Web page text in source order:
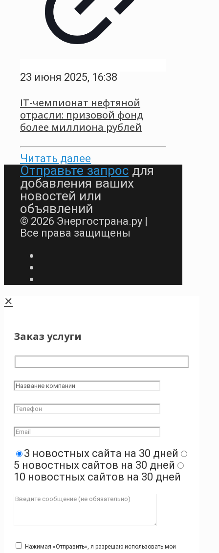
23 июня 2025, 16:38
IT-чемпионат нефтяной
отрасли: призовой фонд
более миллиона рублей
Читать далее
Отправьте запрос для
добавления ваших
новостей или
объявлений
© 2026 Энергострана.ру |
Все права защищены
✕
Заказ услуги
3 новостных сайта на 30 дней
5 новостных сайтов на 30 дней
10 новостных сайтов на 30 дней
Нажимая «Отправить», я разрешаю использовать мои